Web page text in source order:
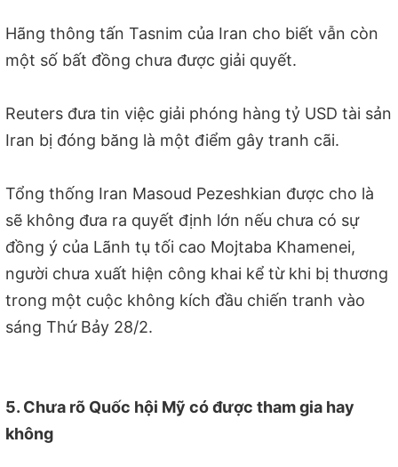
Hãng thông tấn Tasnim của Iran cho biết vẫn còn
một số bất đồng chưa được giải quyết.
Reuters đưa tin việc giải phóng hàng tỷ USD tài sản
Iran bị đóng băng là một điểm gây tranh cãi.
Tổng thống Iran Masoud Pezeshkian được cho là
sẽ không đưa ra quyết định lớn nếu chưa có sự
đồng ý của Lãnh tụ tối cao Mojtaba Khamenei,
người chưa xuất hiện công khai kể từ khi bị thương
trong một cuộc không kích đầu chiến tranh vào
sáng Thứ Bảy 28/2.
5. Chưa rõ Quốc hội Mỹ có được tham gia hay
không